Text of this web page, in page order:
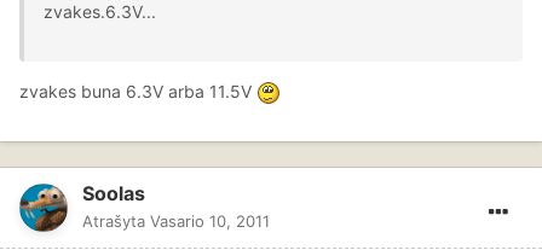
zvakes.6.3V...
zvakes buna 6.3V arba 11.5V
Soolas
Atrašyta Vasario 10, 2011